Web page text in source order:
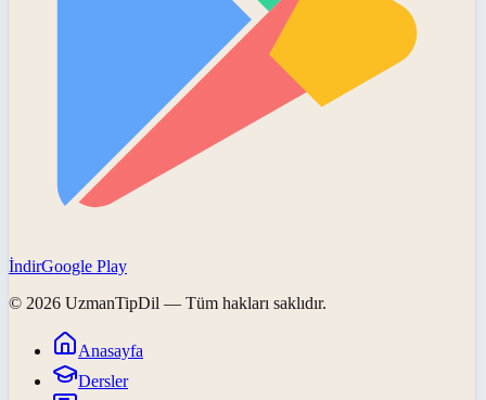
İndirGoogle Play
© 2026 UzmanTipDil — Tüm hakları saklıdır.
Anasayfa
Dersler